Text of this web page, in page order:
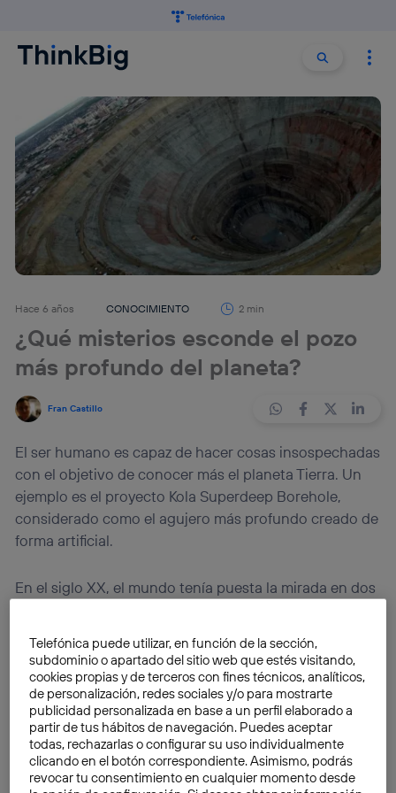
Buscar
Hace 6 años CONOCIMIENTO 2 min
¿Qué misterios esconde el pozo
más profundo del planeta?
Fran Castillo
El ser humano es capaz de hacer cosas insospechadas
con el objetivo de conocer más el planeta Tierra. Un
ejemplo es el proyecto Kola Superdeep Borehole,
considerado como el agujero más profundo creado de
forma artificial.
En el siglo XX, el mundo tenía puesta la mirada en dos
espacialentre Estados Unidos y la antigua Unión
Soviética con el objetivo de conquistar más allá de
nuestro planeta.
Esto es lo que la mayoría de las personas conocen,
pero mientras tanto un grupo de geólogos en vez de
mirar el firmamento quisieron mirar más allá de
Telefónica puede utilizar, en función de la sección,
subdominio o apartado del sitio web que estés visitando,
cookies propias y de terceros con fines técnicos, analíticos,
de personalización, redes sociales y/o para mostrarte
publicidad personalizada en base a un perfil elaborado a
partir de tus hábitos de navegación. Puedes aceptar
todas, rechazarlas o configurar su uso individualmente
clicando en el botón correspondiente. Asimismo, podrás
revocar tu consentimiento en cualquier momento desde